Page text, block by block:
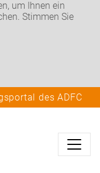
um Ihnen ein
Stimmen Sie
des ADFC